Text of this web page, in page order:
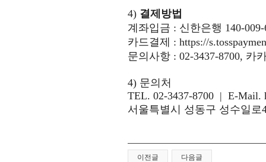
4) 결제방법
계좌입금 : 신한은행 140-
카드결제 : https://
문의사항 : 02-3437-8700, 카
4) 문의처
TEL. 02-3437-8700 | E-Mail.
서울특별시 성동구 성수일로
이전글 다음글